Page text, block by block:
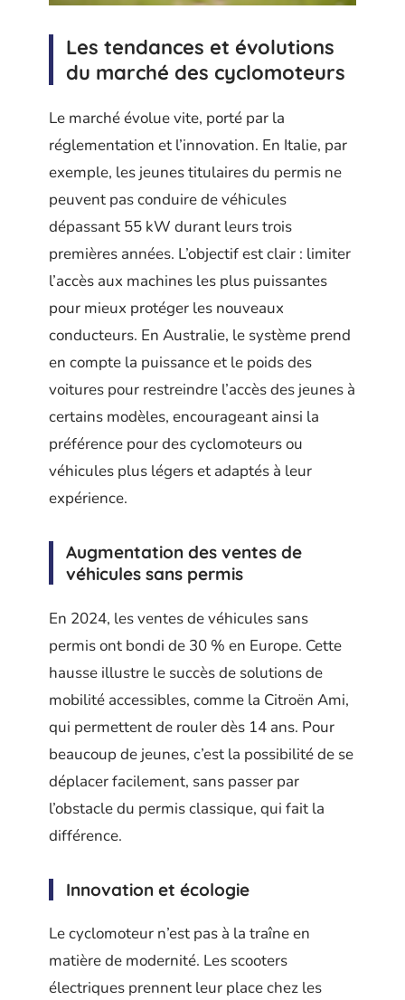
Les tendances et évolutions
du marché des cyclomoteurs
Le marché évolue vite, porté par la
réglementation et l’innovation. En Italie, par
exemple, les jeunes titulaires du permis ne
peuvent pas conduire de véhicules
dépassant 55 kW durant leurs trois
premières années. L’objectif est clair : limiter
l’accès aux machines les plus puissantes
pour mieux protéger les nouveaux
conducteurs. En Australie, le système prend
en compte la puissance et le poids des
voitures pour restreindre l’accès des jeunes à
certains modèles, encourageant ainsi la
préférence pour des cyclomoteurs ou
véhicules plus légers et adaptés à leur
expérience.
Augmentation des ventes de
véhicules sans permis
En 2024, les ventes de véhicules sans
permis ont bondi de 30 % en Europe. Cette
hausse illustre le succès de solutions de
mobilité accessibles, comme la Citroën Ami,
qui permettent de rouler dès 14 ans. Pour
beaucoup de jeunes, c’est la possibilité de se
déplacer facilement, sans passer par
l’obstacle du permis classique, qui fait la
différence.
Innovation et écologie
Le cyclomoteur n’est pas à la traîne en
matière de modernité. Les scooters
électriques prennent leur place chez les